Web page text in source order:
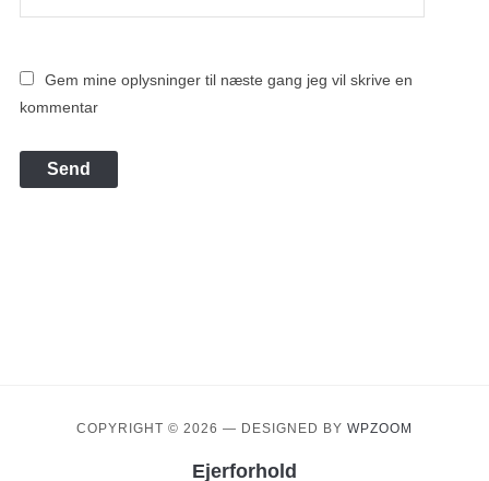
Gem mine oplysninger til næste gang jeg vil skrive en
kommentar
COPYRIGHT © 2026 — DESIGNED BY WPZOOM
Ejerforhold